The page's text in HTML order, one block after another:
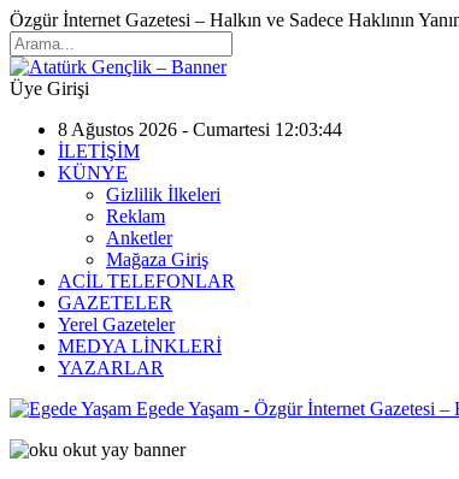
Özgür İnternet Gazetesi – Halkın ve Sadece Haklının
Üye Girişi
8 Ağustos 2026 - Cumartesi 12:03:44
İLETİŞİM
KÜNYE
Gizlilik İlkeleri
Reklam
Anketler
Mağaza Giriş
ACİL TELEFONLAR
GAZETELER
Yerel Gazeteler
MEDYA LİNKLERİ
YAZARLAR
Egede Yaşam - Özgür İnternet Gazetesi –